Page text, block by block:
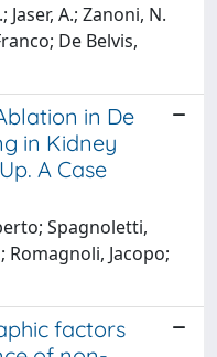
A.; Zanoni, N.
De Belvis,
in De
in Kidney
A Case
Spagnoletti,
Romagnoli, Jacopo;
factors